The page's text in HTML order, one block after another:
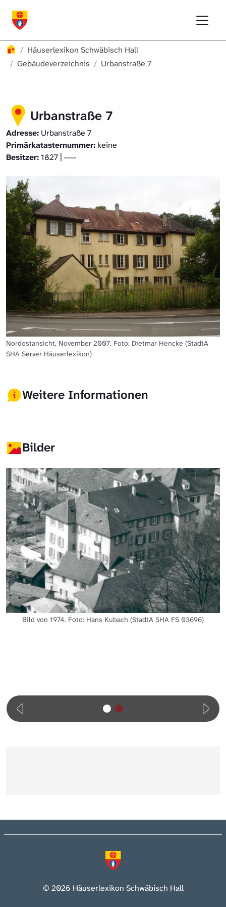
Häuserlexikon
Häuserlexikon Schwäbisch Hall
Gebäudeverzeichnis
Urbanstraße 7
Urbanstraße 7
Adresse: Urbanstraße 7
Primärkatasternummer: keine
Besitzer:1827 | ----
Nordostansicht, November 2007. Foto: Dietmar Hencke (StadtA
SHA Server Häuserlexikon)
Weitere Informationen
Bilder
Bild von 1974. Foto: Hans Kubach (StadtA SHA FS 03696)
© 2026 Häuserlexikon Schwäbisch Hall
Häuserlexikon Steinbach
Digitale Nachschlagewerke
Gebäudeverzeichnis